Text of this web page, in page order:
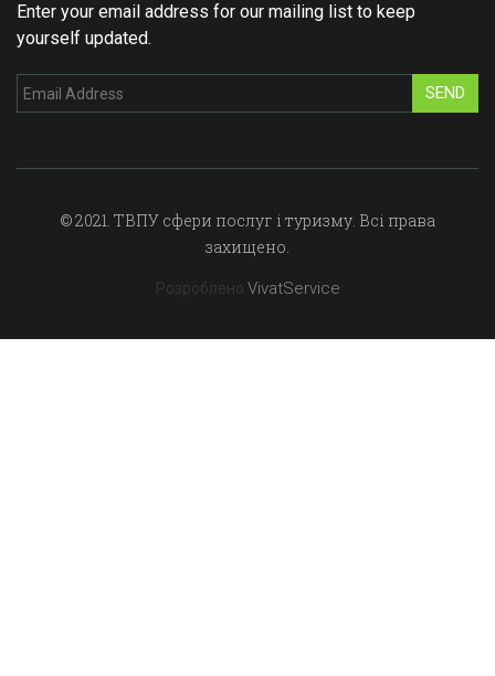
Enter your email address for our mailing list to keep
yourself updated.
SEND
© 2021. ТВПУ сфери послуг і туризму. Всі права
захищено.
Розроблено VivatService